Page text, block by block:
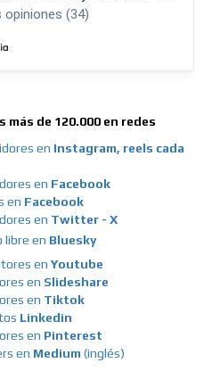
más de 120.000 en redes
en Instagram, reels cada
en Facebook
en Facebook
en Twitter - X
libre en Bluesky
en Youtube
en Slideshare
en Tiktok
Linkedin
en Pinterest
en Medium (inglés)